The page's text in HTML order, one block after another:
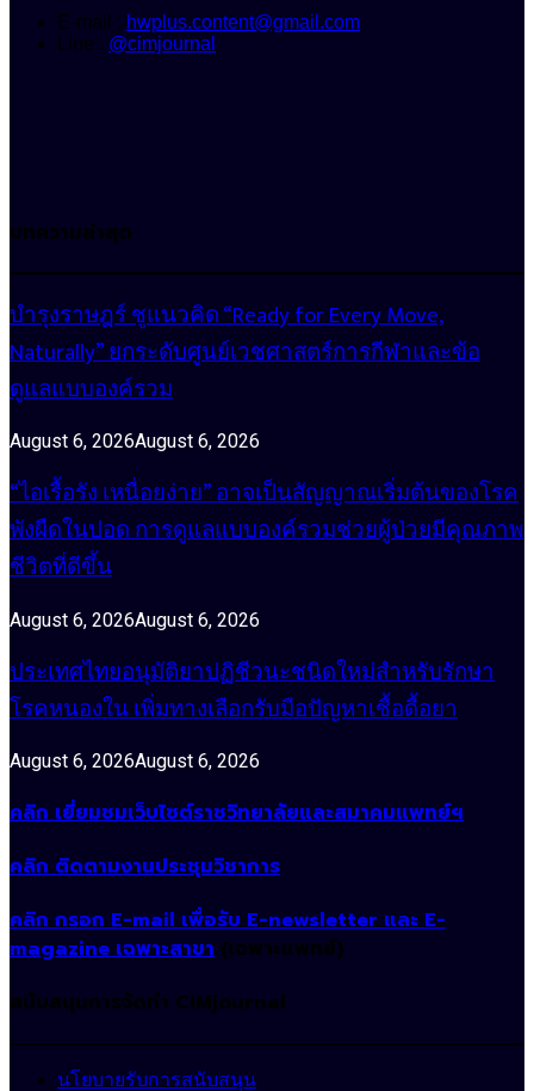
E-mail : hwplus.content@gmail.com
Line : @cimjournal
บทความล่าสุด
บำรุงราษฎร์ ชูแนวคิด “Ready for Every Move,
Naturally” ยกระดับศูนย์เวชศาสตร์การกีฬาและข้อ
ดูแลแบบองค์รวม
August 6, 2026August 6, 2026
“ไอเรื้อรัง เหนื่อยง่าย” อาจเป็นสัญญาณเริ่มต้นของโรค
พังผืดในปอด การดูแลแบบองค์รวมช่วยผู้ป่วยมีคุณภาพ
ชีวิตที่ดีขึ้น
August 6, 2026August 6, 2026
ประเทศไทยอนุมัติยาปฏิชีวนะชนิดใหม่สำหรับรักษา
โรคหนองใน เพิ่มทางเลือกรับมือปัญหาเชื้อดื้อยา
August 6, 2026August 6, 2026
คลิก เยี่ยมชมเว็บไซต์ราชวิทยาลัยและสมาคมแพทย์ฯ
คลิก ติดตามงานประชุมวิชาการ
คลิก กรอก E-mail เพื่อรับ E-newsletter และ E-
magazine เฉพาะสาขา (เฉพาะแพทย์)
สนับสนุนการจัดทำ CIMjournal
นโยบายรับการสนับสนุน